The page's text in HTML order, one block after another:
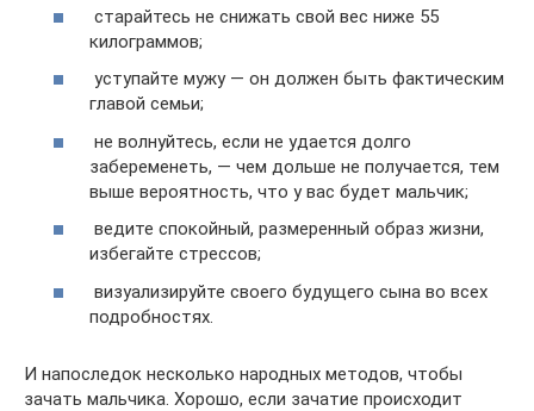
старайтесь не снижать свой вес ниже 55
килограммов;
уступайте мужу — он должен быть фактическим
главой семьи;
не волнуйтесь, если не удается долго
забеременеть, — чем дольше не получается, тем
выше вероятность, что у вас будет мальчик;
ведите спокойный, размеренный образ жизни,
избегайте стрессов;
визуализируйте своего будущего сына во всех
подробностях.
И напоследок несколько народных методов, чтобы
зачать мальчика. Хорошо, если зачатие происходит